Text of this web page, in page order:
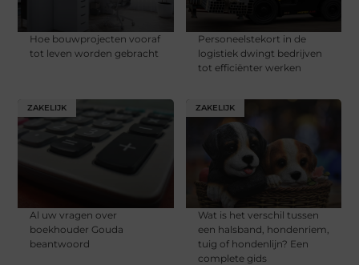
Hoe bouwprojecten vooraf
tot leven worden gebracht
Personeelstekort in de
logistiek dwingt bedrijven
tot efficiënter werken
ZAKELIJK
Al uw vragen over
boekhouder Gouda
beantwoord
ZAKELIJK
Wat is het verschil tussen
een halsband, hondenriem,
tuig of hondenlijn? Een
complete gids